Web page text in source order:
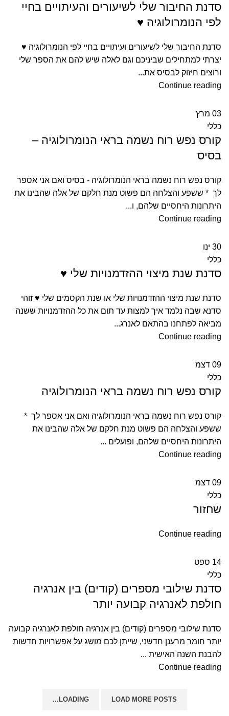
סדנת החיבור שלי לשיעורים והעיתויים בחיי
לפי הנומרולוגיה ♥
סדנת החיבור שלי לשיעורים ועיתויים בחיי לפי הנומרולוגיה ♥
יצרתי למתחילים שביניכם וגם לאלה שיש להם את הספר שלי
ורוצים חיזוק לבסיס את...
Continue reading
03 מרץ
כללי
קורס נפש רוח נשמה בראי הנומרולוגיה –
בסיס
קורס נפש רוח נשמה בראי הנומרולוגיה - בסיס ואם אני אספר
לך * ששפע והצלחה הם פשוט מנת חלקם של אלה שהבינו את
היתרונות היחסיים שלהם, ו...
Continue reading
30 ינו
כללי
סדנת שנת מיצוי ההזדמנויות שלי ♥
סדנת שנת מיצוי ההזדמנויות שלי או שנת הקסמים שלי ♥ זוהי
סדנא שבה נלמד איך למצות עד תום את כל ההזדמנויות ששנה
מביאה לפתחנו בהתאם לאנרג...
Continue reading
09 דצמ
כללי
קורס נפש רוח נשמה בראי הנומרולוגיה
קורס נפש רוח נשמה בראי הנומרולוגיה ואם אני אספר לך *
ששפע והצלחה הם פשוט מנת חלקם של אלה שהבינו את
היתרונות היחסיים שלהם, ופועלים ...
Continue reading
09 דצמ
כללי
שחזור
Continue reading
14 ספט
כללי
סדנת שילובי מספרים (קודים) בין אנרגיה
חולפת לאנרגיה קבועה יותר
סדנת שילובי מספרים (קודים) בין אנרגיה חולפת לאנרגיה קבועה
יותר חומר מרענן חדשני, שייתן לכם מושג על אפשרויות חדשות
להבנת השנה האישית ...
Continue reading
LOAD MORE POSTS
LOADING...